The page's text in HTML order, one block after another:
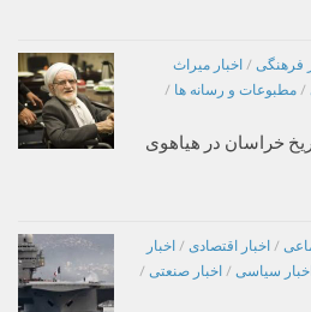
فرهنگی / اخبار میراث
/ مطبوعات و رسانه ها /
خراسان در هیاهوی
/ اخبار اقتصادی / اخبار
اخبار سیاسی / اخبار صنعتی /